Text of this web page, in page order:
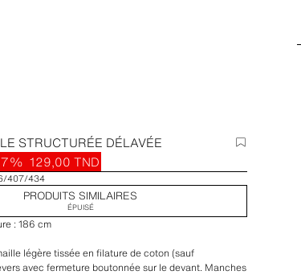
STRUCTURÉE DÉLAVÉE
129,00 TND
407/434
PRODUITS SIMILAIRES
ÉPUISÉ
: 186 cm
légère tissée en filature de coton (sauf
avec fermeture boutonnée sur le devant. Manches